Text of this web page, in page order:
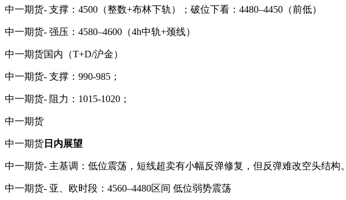
中一期货- 支撑：4500（整数+布林下轨）；破位下看：4480–4450（前低）
中一期货- 强压：4580–4600（4h中轨+颈线）
中一期货国内（T+D/沪金）
中一期货- 支撑：990-985；
中一期货- 阻力：1015-1020；
中一期货
中一期货 日内展望
中一期货- 主基调：低位震荡，短线超卖有小幅反弹修复，但反弹难改空头结构。
中一期货- 亚、欧时段：4560–4480区间 低位弱势震荡